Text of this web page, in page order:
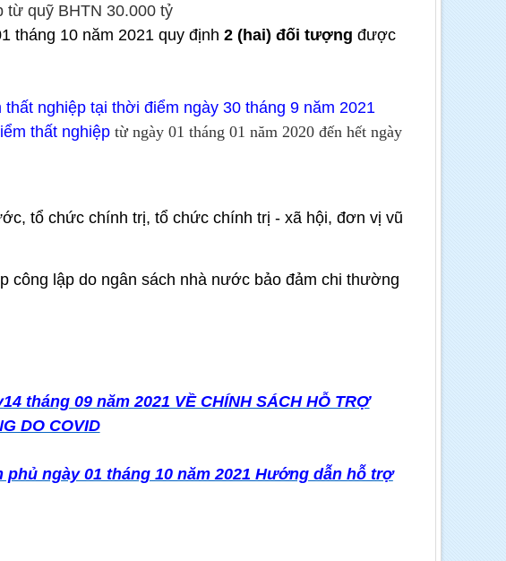
từ quỹ BHTN 30.000 tỷ
tháng 10 năm 2021 quy định 2 (hai) đối tượng được
nghiệp tại thời điểm ngày 30 tháng 9 năm 2021
thất nghiệptừ ngày 01 tháng 01 năm 2020 đến hết ngày
tổ chức chính trị, tổ chức chính trị - xã hội, đơn vị vũ
công lập do ngân sách nhà nước bảo đảm chi thường
tháng 09 năm 2021 VỀ CHÍNH SÁCH HỖ TRỢ
DO COVID
ngày 01 tháng 10 năm 2021 Hướng dẫn hỗ trợ